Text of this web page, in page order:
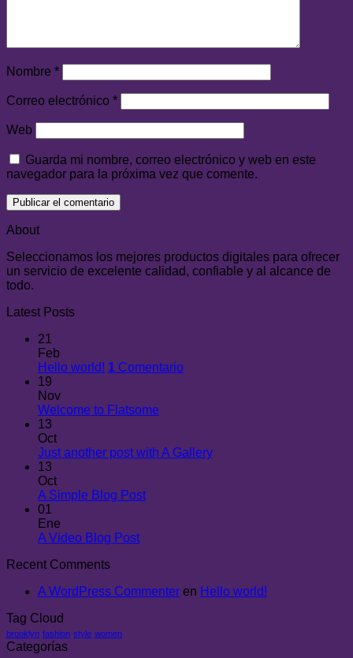
Nombre *
Correo electrónico *
Web
Guarda mi nombre, correo electrónico y web en este
navegador para la próxima vez que comente.
About
Seleccionamos los mejores productos digitales para ofrecer
un servicio de excelente calidad, confiable y al alcance de
todo.
Latest Posts
21
Feb
Hello world! 1 Comentario
19
Nov
Welcome to Flatsome
13
Oct
Just another post with A Gallery
13
Oct
A Simple Blog Post
01
Ene
A Video Blog Post
Recent Comments
A WordPress Commenter en Hello world!
Tag Cloud
brooklyn fashion style women
Categorías